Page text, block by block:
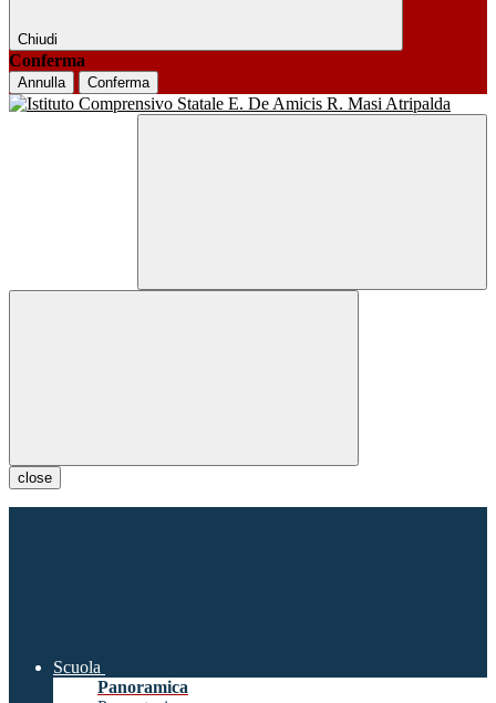
Chiudi
Conferma
Annulla Conferma
close
Scuola
Panoramica